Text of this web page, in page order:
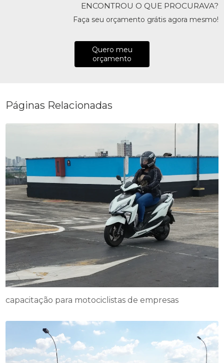
ENCONTROU O QUE PROCURAVA?
Faça seu orçamento grátis agora mesmo!
Quero meu
orçamento
Páginas Relacionadas
capacitação para motociclistas de empresas